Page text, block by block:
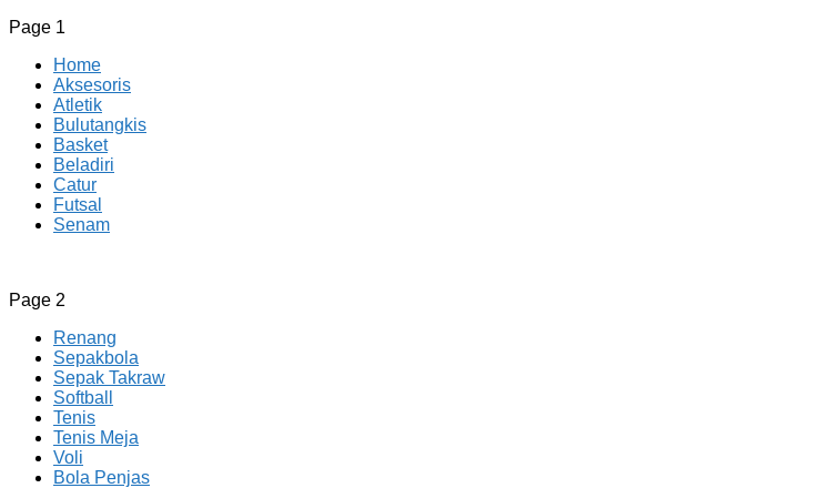
Page 1
Home
Aksesoris
Atletik
Bulutangkis
Basket
Beladiri
Catur
Futsal
Senam
CV JAYA BERSAMA Co Id
Menyediakan Semua Perlengkapan Olahraga Yang Lengkap, Berkualitas Dengan Harga Yang Murah
Page 2
Renang
Sepakbola
Sepak Takraw
Softball
Tenis
Tenis Meja
Voli
Bola Penjas